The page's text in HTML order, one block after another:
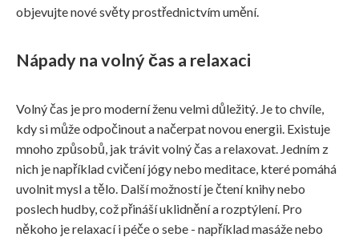
objevujte nové světy prostřednictvím umění.
Nápady na volný čas a relaxaci
Volný čas je pro moderní ženu velmi důležitý. Je to chvíle,
kdy si může odpočinout a načerpat novou energii. Existuje
mnoho způsobů, jak trávit volný čas a relaxovat. Jedním z
nich je například cvičení jógy nebo meditace, které pomáhá
uvolnit mysl a tělo. Další možností je čtení knihy nebo
poslech hudby, což přináší uklidnění a rozptýlení. Pro
někoho je relaxací i péče o sebe - například masáže nebo